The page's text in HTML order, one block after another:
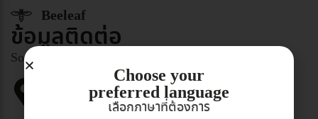
Beeleaf
ข้อมูลติดต่อ
Somdul Bee Sanctuary
9 หมู่ที่ 2 ตำบล บางพรม อำเภอ บางคนที สมุทรสงคราม
Choose your
preferred language
เลือกภาษาที่ต้องการ